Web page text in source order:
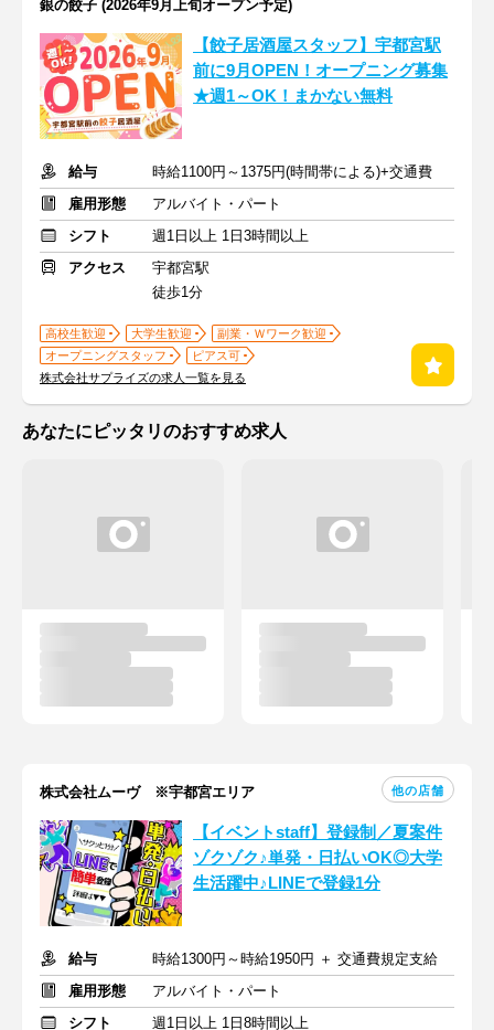
銀の餃子 (2026年9月上旬オープン予定)
【餃子居酒屋スタッフ】宇都宮駅
前に9月OPEN！オープニング募集
★週1～OK！まかない無料
給与
時給1100円～1375円(時間帯による)+交通費
雇用形態
アルバイト・パート
シフト
週1日以上 1日3時間以上
アクセス
宇都宮駅
徒歩1分
高校生歓迎 大学生歓迎
副業・Ｗワーク歓迎
オープニングスタッフ
ピアス可
株式会社サプライズの求人一覧を見る
あなたにピッタリのおすすめ求人
株式会社ムーヴ ※宇都宮エリア 他の店舗
【イベントstaff】登録制／夏案件
ゾクゾク♪単発・日払いOK◎大学
生活躍中♪LINEで登録1分
給与
時給1300円～時給1950円 ＋ 交通費規定支給
雇用形態
アルバイト・パート
シフト
週1日以上 1日8時間以上